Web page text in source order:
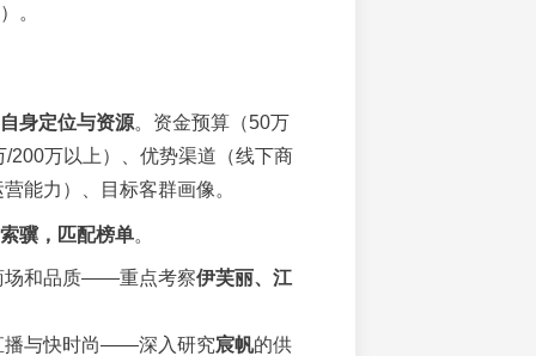
。
身定位与资源。资金预算（50万
/200万以上）、优势渠道（线下商
能力）、目标客群画像。
骥，匹配榜单。
场和品质——重点考察伊芙丽、江
播与快时尚——深入研究宸帆的供